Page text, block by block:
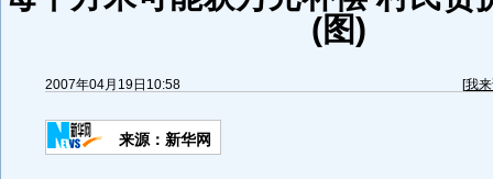
(图)
2007年04月19日10:58 [我
来源：新华网